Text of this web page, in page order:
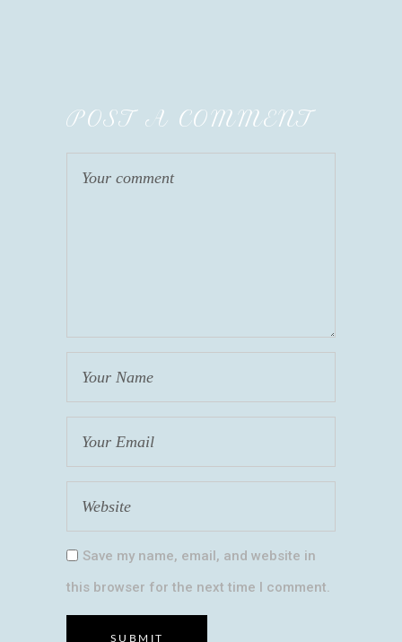
POST A COMMENT
Save my name, email, and website in
this browser for the next time I comment.
SUBMIT